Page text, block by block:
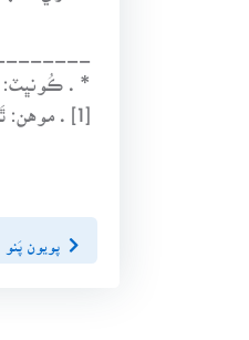
* . ڪُونڀٽ:
[1] . موهن: ٿَر جمو البيلو راڳي موهن ڀڳت.
پويون پَنو